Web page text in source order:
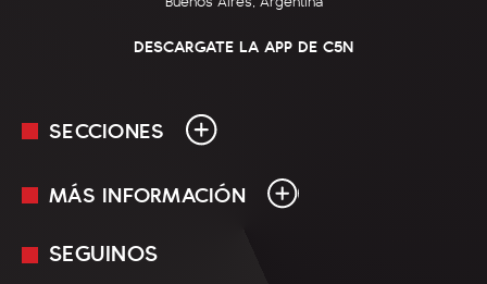
DESCARGATE LA APP DE C5N
SECCIONES
En Vivo
MÁS INFORMACIÓN
Mediakit
SEGUINOS